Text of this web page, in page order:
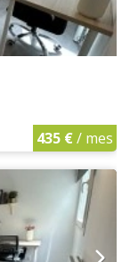
435 €/ mes